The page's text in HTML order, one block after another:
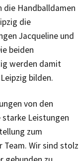
die Handballdamen
die
Jacqueline und
beiden
werden damit
bilden.
von den
starke Leistungen
zum
Wir sind stolz